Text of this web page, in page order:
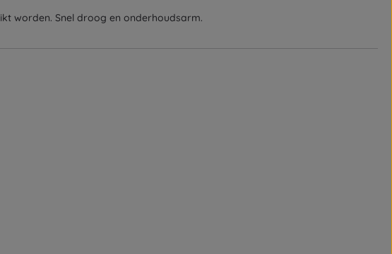
worden. Snel droog en onderhoudsarm.